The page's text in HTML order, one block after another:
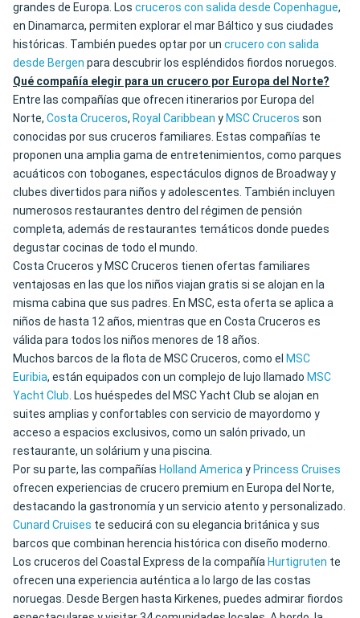
grandes de Europa. Los cruceros con salida desde Copenhague,
en Dinamarca, permiten explorar el mar Báltico y sus ciudades
históricas. También puedes optar por un crucero con salida
desde Bergen para descubrir los espléndidos fiordos noruegos.
Qué compañía elegir para un crucero por Europa del Norte?
Entre las compañías que ofrecen itinerarios por Europa del
Norte, Costa Cruceros, Royal Caribbean y MSC Cruceros son
conocidas por sus cruceros familiares. Estas compañías te
proponen una amplia gama de entretenimientos, como parques
acuáticos con toboganes, espectáculos dignos de Broadway y
clubes divertidos para niños y adolescentes. También incluyen
numerosos restaurantes dentro del régimen de pensión
completa, además de restaurantes temáticos donde puedes
degustar cocinas de todo el mundo.
Costa Cruceros y MSC Cruceros tienen ofertas familiares
ventajosas en las que los niños viajan gratis si se alojan en la
misma cabina que sus padres. En MSC, esta oferta se aplica a
niños de hasta 12 años, mientras que en Costa Cruceros es
válida para todos los niños menores de 18 años.
Muchos barcos de la flota de MSC Cruceros, como el MSC
Euribia, están equipados con un complejo de lujo llamado MSC
Yacht Club. Los huéspedes del MSC Yacht Club se alojan en
suites amplias y confortables con servicio de mayordomo y
acceso a espacios exclusivos, como un salón privado, un
restaurante, un solárium y una piscina.
Por su parte, las compañías Holland Americay Princess Cruises
ofrecen experiencias de crucero premium en Europa del Norte,
destacando la gastronomía y un servicio atento y personalizado.
Cunard Cruises te seducirá con su elegancia británica y sus
barcos que combinan herencia histórica con diseño moderno.
Los cruceros del Coastal Express de la compañía Hurtigruten te
ofrecen una experiencia auténtica a lo largo de las costas
noruegas. Desde Bergen hasta Kirkenes, puedes admirar fiordos